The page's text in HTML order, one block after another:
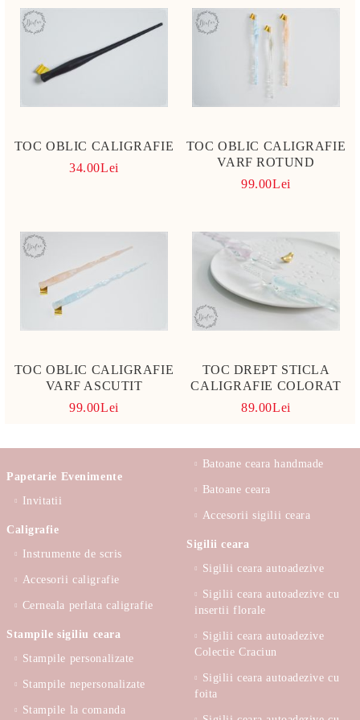
TOC OBLIC CALIGRAFIE
34.00Lei
TOC OBLIC CALIGRAFIE
VARF ROTUND
99.00Lei
TOC OBLIC CALIGRAFIE
VARF ASCUTIT
99.00Lei
TOC DREPT STICLA
CALIGRAFIE COLORAT
89.00Lei
Papetarie Evenimente
Invitatii
Caligrafie
Instrumente de scris
Accesorii caligrafie
Cerneala perlata caligrafie
Stampile sigiliu ceara
Stampile personalizate
Stampile nepersonalizate
Stampile la comanda
Batoane ceara handmade
Batoane ceara
Accesorii sigilii ceara
Sigilii ceara
Sigilii ceara autoadezive
Sigilii ceara autoadezive cu
insertii florale
Sigilii ceara autoadezive
Colectie Craciun
Sigilii ceara autoadezive cu
foita